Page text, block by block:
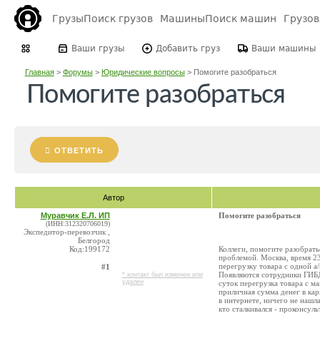
ГрузыПоиск грузов МашиныПоиск машин
Ваши грузы Добавить груз Ваши машины
Главная> Форумы> Юридические вопросы> Помогите разобраться
Помогите разобраться
ОТВЕТИТЬ
Автор
Муравчик Е.Л. ИП
(ИНН:312320706019)
Экспедитор-перевозчик ,
Белгород
Код:199172
#1
* контакт был изменен или
удален
Помогите разобраться
Коллеги, помогите
проблемой. Москва, время
перегрузку товара с одной
Появляются сотрудники
суток перегрузка товара с
приличная сумма денег в
в интернете, ничего не
кто сталкивался -